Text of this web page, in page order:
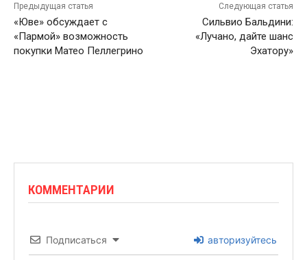
Предыдущая статья
«Юве» обсуждает с
«Пармой» возможность
покупки Матео Пеллегрино
Следующая статья
Сильвио Бальдини:
«Лучано, дайте шанс
Эхатору»
КОММЕНТАРИИ
Подписаться авторизуйтесь